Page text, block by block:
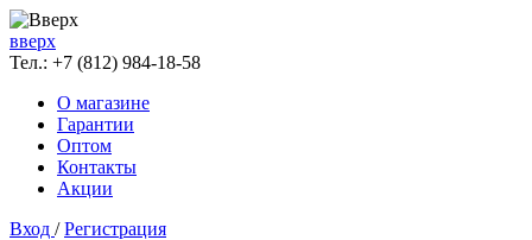
вверх
Тел.: +7 (812) 984-18-58
О магазине
Гарантии
Оптом
Контакты
Акции
Вход /Регистрация